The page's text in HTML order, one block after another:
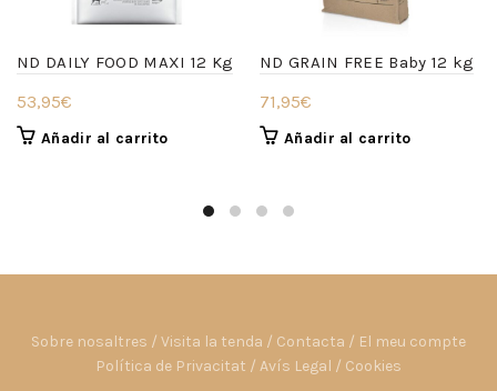
ND DAILY FOOD MAXI 12 Kg
53,95€
Añadir al carrito
ND GRAIN FREE Baby 12 kg
71,95€
Añadir al carrito
Sobre nosaltres / Visita la tenda / Contacta / El meu compte
Política de Privacitat / Avís Legal / Cookies